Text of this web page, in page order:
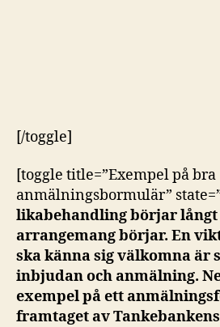
[/toggle]
[toggle title=”Exempel på bra
anmälningsbormulär”
likabehandling börjar
arrangemang börjar. En
ska känna sig välkomna är
inbjudan och anmälning.
exempel på ett
framtaget av Tankebankens